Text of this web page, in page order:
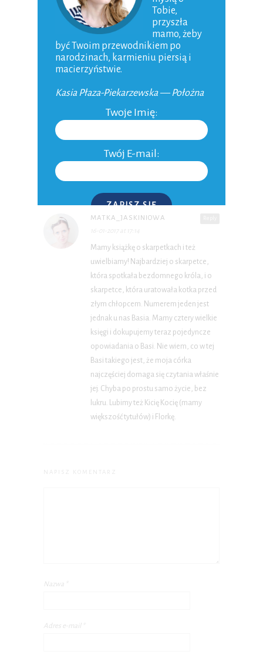
8 najukochańszych książek dla dzieci
28-04-2019
1 KOMENTARZ
MATKA_JASKINIOWA
16-01-2017 at 17:14
Mamy książkę o skarpetkach i też
uwielbiamy! Najbardziej o skarpetce,
która spotkała bezdomnego króla, i o
skarpetce, która uratowała kotka przed
złym chłopcem. Numerem jeden jest
jednak u nas Basia. Mamy cztery wielkie
księgi i dokupujemy teraz pojedyncze
opowiadania o Basi. Nie wiem, co w tej
Basi takiego jest, że moja córka
najczęściej domaga się czytania właśnie
jej. Chyba po prostu samo życie, bez
lukru. Lubimy też Kicię Kocię (mamy
większość tytułów) i Florkę.
Nazwa
Adres e-mail
Tobie,
przyszła
mamo, żeby
być Twoim przewodnikiem po
narodzinach, karmieniu piersią i
macierzyństwie.
Kasia Płaza-Piekarzewska — Położna
Twoje Imię:
Twój E-mail:
ZAPISZ SIĘ
P.S. W każdej chwili możesz wypisać się z kursu.